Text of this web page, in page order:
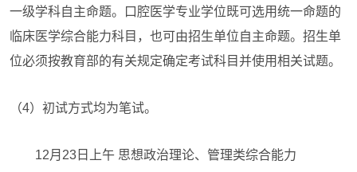
一级学科自主命题。口腔医学专业学位既可选用统一命题的
临床医学综合能力科目，也可由招生单位自主命题。招生单
位必须按教育部的有关规定确定考试科目并使用相关试题。
（4）初试方式均为笔试。
12月23日上午 思想政治理论、管理类综合能力